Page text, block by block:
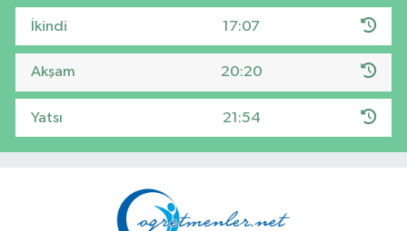
İkindi 17:07
Akşam 20:20
Yatsı 21:54